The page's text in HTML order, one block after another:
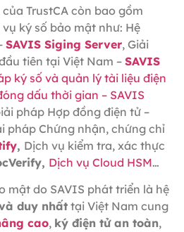
TrustCA còn bao gồm
ký số bảo mật như: Hệ
SAVIS Siging Server, Giải
tiên tại Việt Nam – SAVIS
ký số và quản lý tài liệu điện
dấu thời gian – SAVIS
pháp Hợp đồng điện tử –
pháp Chứng nhận, chứng chỉ
, Dịch vụ kiểm tra, xác thực
Dịch vụ Cloud HSM…
mật do SAVIS phát triển là hệ
duy nhất tại Việt Nam cung
cao, ký điện tử an toàn,